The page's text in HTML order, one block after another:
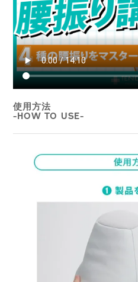
使用方法
-HOW TO USE-